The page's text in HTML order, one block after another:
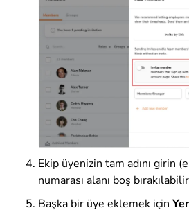
Ekip üyenizin tam adını girin
numarası alanı boş
Başka bir üye eklemek için